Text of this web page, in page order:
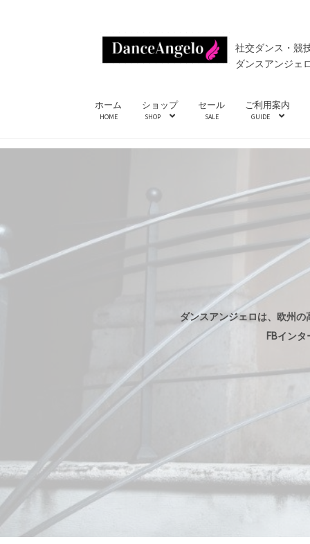
ナ
シ
ョ
コ
ツ
へ
社交ダンス・競
ダンスアンジェ
ホーム
HOME
ショップ
SHOP
セール
SALE
ご利用案内
GUIDE
ダンスアンジェロは、欧州
FBイン